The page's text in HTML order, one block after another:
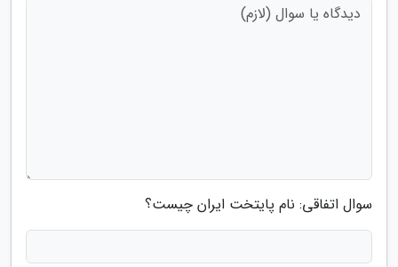
سوال اتفاقی: نام پایتخت ایران چیست؟